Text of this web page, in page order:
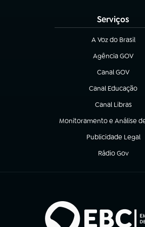
Serviços
A Voz do Brasil
(abre em nova aba)
Agência GOV
(abre em nova
Canal GOV
(abre em nova
Canal Educação
(abre em nova aba)
Canal Libras
(abre em nova
Monitoramento e Análise
(abre em nova aba)
Publicidade Legal
(abre em nova aba)
Rádio Gov
(abre em nova